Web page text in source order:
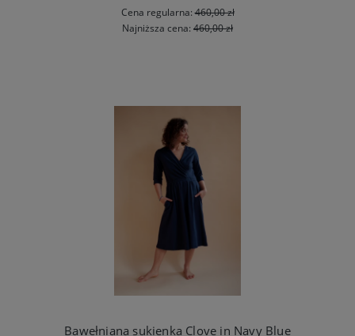
Cena regularna:460,00 zł
Najniższa cena: 460,00 zł
Bawełniana sukienka Clove in Navy Blue